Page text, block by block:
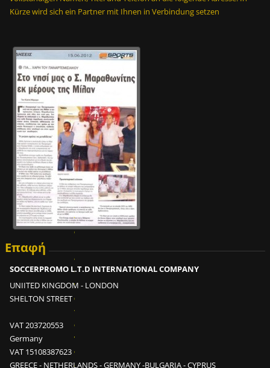
Ε
ί
ν
α
δ
υ
ν
α
τ
ό
ν
σ
ε
Kürze wird sich ein Partner mit Ihnen in Verbindung setzen
Επαφή
SOCCERPROMO L.T.D INTERNATIONAL COMPANY
UNIITED KINGDOM - LONDON
SHELTON STREET
VAT 203720553
Germany
VAT 15108387623
GREECE - NETHERLANDS - GERMANY -BULGARIA - CYPRUS